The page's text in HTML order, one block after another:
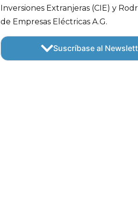
Inversiones Extranjeras (CIE) y
de Empresas Eléctricas A.G.
Suscríbase al